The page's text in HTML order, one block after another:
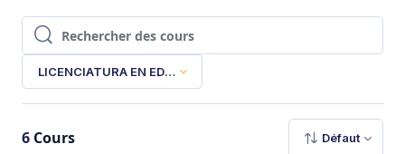
Rechercher des cours
Rechercher des cours
LICENCIATURA EN EDUCACIÓN RELIGIOSA
6 Cours Défaut